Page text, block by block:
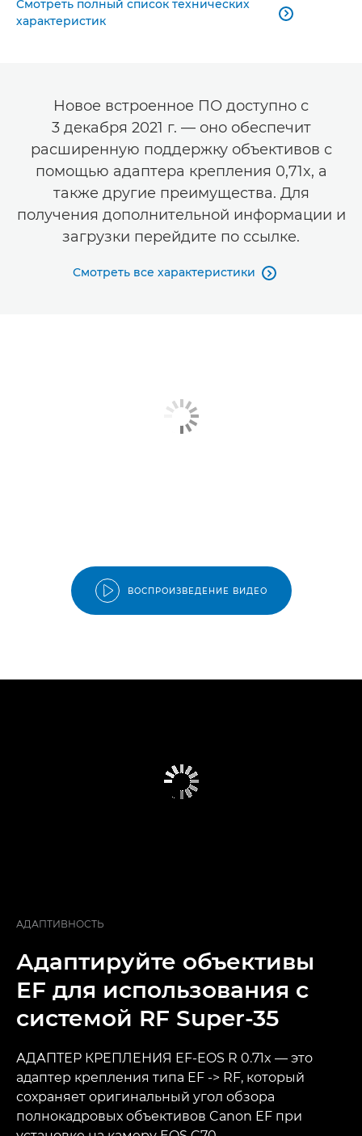
Смотреть полный список технических
характеристик

Новое встроенное ПО доступно с
3 декабря 2021 г. — оно обеспечит
расширенную поддержку объективов с
помощью адаптера крепления 0,71x, а
также другие преимущества. Для
получения дополнительной информации и
загрузки перейдите по ссылке.
Смотреть все характеристики 
ВОСПРОИЗВЕДЕНИЕ ВИДЕО
АДАПТИВНОСТЬ
Адаптируйте объективы
EF для использования с
системой RF Super-35
АДАПТЕР КРЕПЛЕНИЯ EF-EOS R 0.71x — это
адаптер крепления типа EF -> RF, который
сохраняет оригинальный угол обзора
полнокадровых объективов Canon EF при